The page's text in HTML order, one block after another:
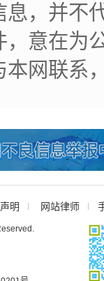
，并不
，意在为
网联系
明 网站律师